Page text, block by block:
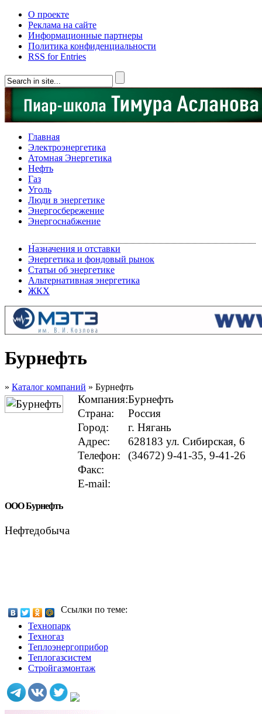
О проекте
Реклама на сайте
Информационные партнеры
Политика конфиденциальности
RSS for Entries
Главная
Электроэнергетика
Атомная Энергетика
Нефть
Газ
Уголь
Люди в энергетике
Энергосбережение
Энергоснабжение
Назначения и отставки
Энергетика и фондовый рынок
Статьи об энергетике
Альтернативная энергетика
ЖКХ
Бурнефть
» Каталог компаний » Бурнефть
Компания:Бурнефть
Страна:
Россия
Город:
г. Нягань
Адрес:
628183 ул. Сибирская, 6
Телефон:
(34672) 9-41-35, 9-41-26
Факс:
E-mail:
ООО Бурнефть
Нефтедобыча
Ссылки по теме:
Технопарк
Техногаз
Теплоэнергоприбор
Теплогазсистем
Стройгазмонтаж